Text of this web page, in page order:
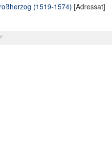
(1519-1574) [Adressat]